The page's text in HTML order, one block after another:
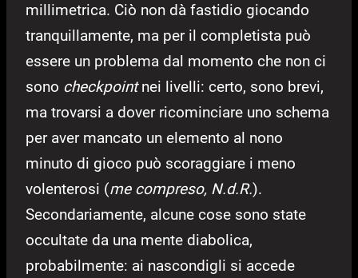
millimetrica. Ciò non dà fastidio giocando
tranquillamente, ma per il completista può
essere un problema dal momento che non ci
sono checkpointnei livelli: certo, sono brevi,
ma trovarsi a dover ricominciare uno schema
per aver mancato un elemento al nono
minuto di gioco può scoraggiare i meno
volenterosi (me compreso, N.d.R.).
Secondariamente, alcune cose sono state
occultate da una mente diabolica,
probabilmente: ai nascondigli si accede